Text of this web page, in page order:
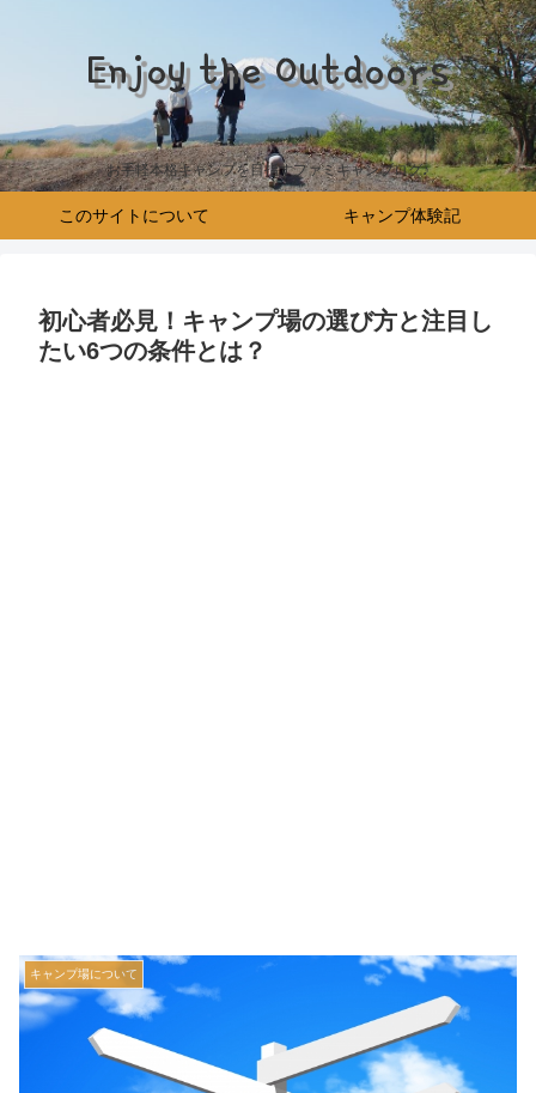
Enjoy the Outdoors
お手軽本格キャンプを目指すファミキャンブログ♪
このサイトについて キャンプ体験記
初心者必見！キャンプ場の選び方と注目し
たい6つの条件とは？
キャンプ場について